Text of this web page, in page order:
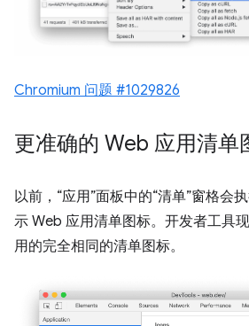
Chromium 问题 #1029826
更准确的 Web 应用清单
以前，“应用”面板中的“清单”窗格会
示 Web 应用清单图标。开发者工具
用的完全相同的清单图标。